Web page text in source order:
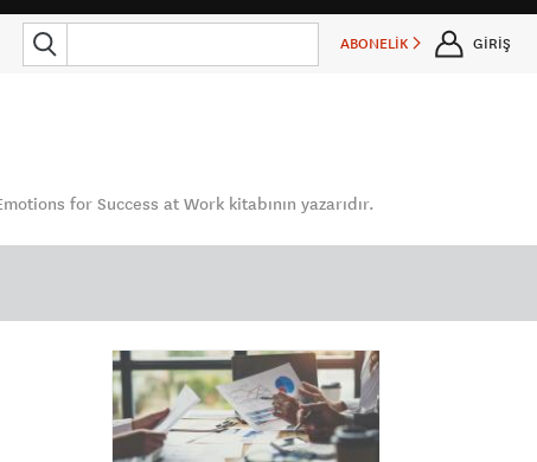
ABONELİK GİRİŞ
for Success at Work kitabının yazarıdır.